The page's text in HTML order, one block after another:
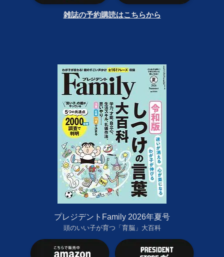
雑誌の予約購読はこちらから
プレジデントFamily 2026年夏号
頭のいい子が育つ「育脳」大百科